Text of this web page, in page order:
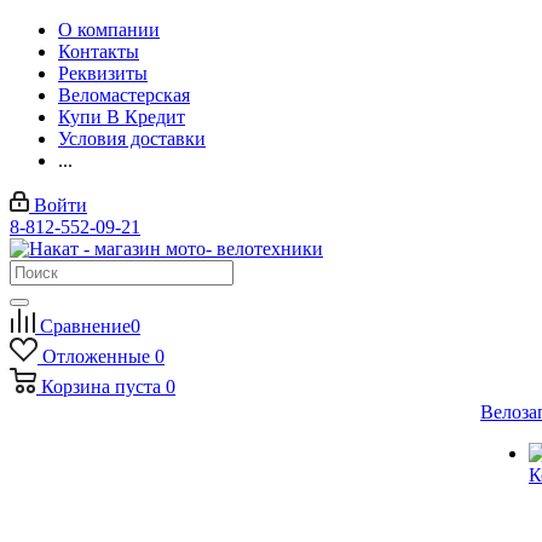
О компании
Контакты
Реквизиты
Веломастерская
Купи В Кредит
Условия доставки
...
Войти
8-812-552-09-21
Сравнение0
Отложенные 0
Корзина пуста 0